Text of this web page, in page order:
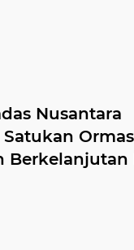
Nusantara
Berkelanjutan